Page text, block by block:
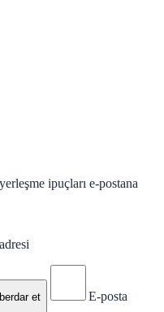
ipuçları e-postana
et E-posta